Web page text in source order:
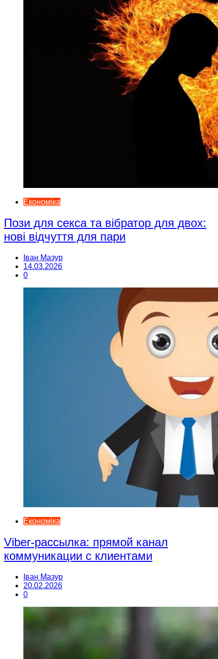
Економіка
Пози для секса та вібратор для двох:
нові відчуття для пари
Іван Мазур
14.03.2026
0
Економіка
Viber-рассылка: прямой канал
коммуникации с клиентами
Іван Мазур
20.02.2026
0